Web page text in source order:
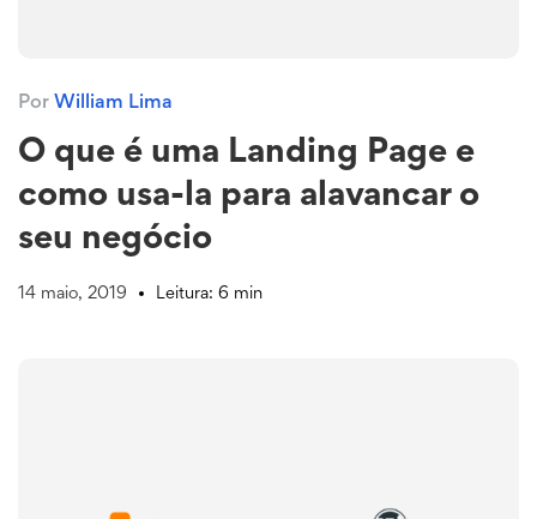
Por William Lima
O que é uma Landing Page e
como usa-la para alavancar o
seu negócio
14 maio, 2019 Leitura: 6 min